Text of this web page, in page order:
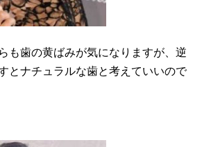
も歯の黄ばみが気になりますが、逆
とナチュラルな歯と考えていいので